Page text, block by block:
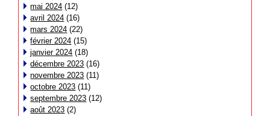
mai 2024 (12)
avril 2024 (16)
mars 2024 (22)
février 2024 (15)
janvier 2024 (18)
décembre 2023 (16)
novembre 2023 (11)
octobre 2023 (11)
septembre 2023 (12)
août 2023 (2)